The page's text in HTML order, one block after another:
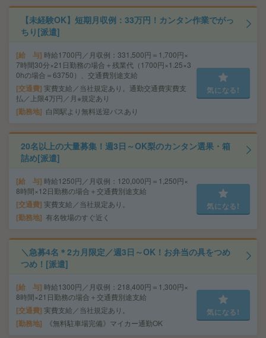
【未経験OK】短期月収例：33万円！カンタン作業でがっ
ちり[派遣]
給 与 時給1700円／月収例：331,500円＝1,700円×
7時間30分×21日勤務の場合＋残業代（1700円×1.25×3
0hの場合＝63750）、交通費別途支給
交通費 実費支給／当社規定あり。通勤交通費実費支
払／上限4万円／月※規定あり
勤務地 白岡駅より無料送迎バスあり
気になる!
20名以上の大量募集！週3日～OK梨のカンタン選果・箱
詰め[派遣]
給 与 時給1250円／月収例：120,000円＝1,250円×
8時間×12日勤務の場合＋交通費別途支給
交通費 実費支給／当社規定あり。
勤務地 有名牧場のすぐ近く
気になる!
＼急募4名＊2カ月限定／週3日～OK！お弁当の具をつめ
つめ！[派遣]
給 与 時給1300円／月収例：218,400円＝1,300円×
8時間×21日勤務の場合＋交通費別途支給
交通費 実費支給／当社規定あり。
勤務地 《無料駐車場完備》マイカー通勤OK
気になる!